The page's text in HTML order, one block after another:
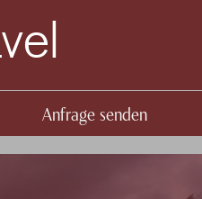
Anfrage senden